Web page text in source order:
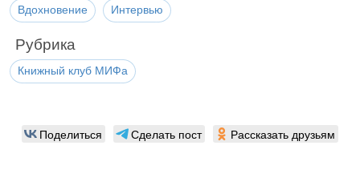
Вдохновение Интервью
Рубрика
Книжный клуб МИФа
Поделиться Сделать пост Рассказать друзьям